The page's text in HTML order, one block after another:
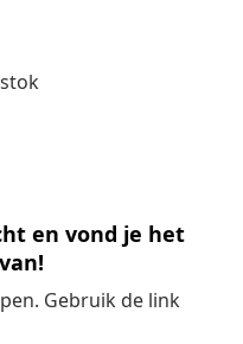
en vond je het
Gebruik de link